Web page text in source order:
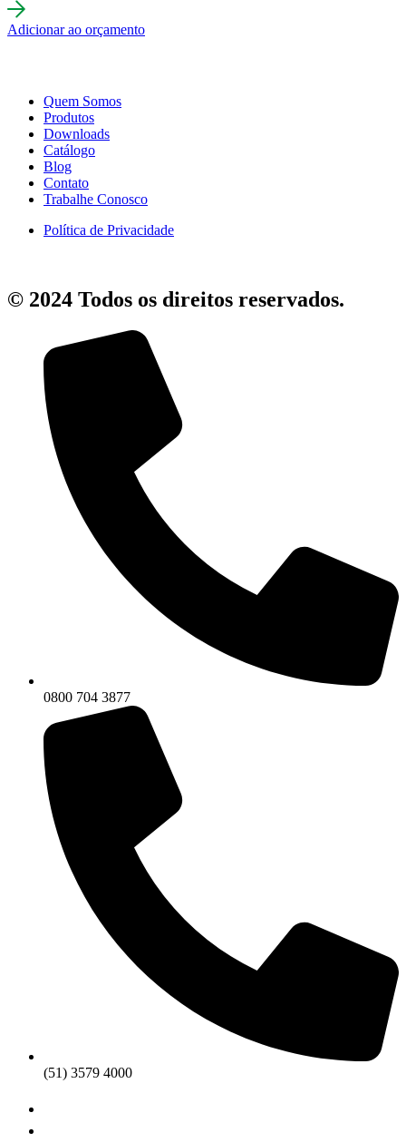
Adicionar ao orçamento
Quem Somos
Produtos
Downloads
Catálogo
Blog
Contato
Trabalhe Conosco
Política de Privacidade
© 2024 Todos os direitos reservados.
0800 704 3877
(51) 3579 4000